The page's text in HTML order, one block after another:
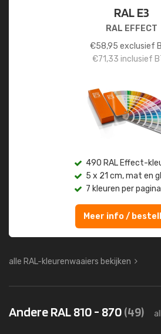
RAL E3
RAL EFFECT
€58,95 exclusief
€71,33 inclusief
490 RAL Effect-
5 x 21 cm, mat en
7 kleuren per pagina
Meer info /
alle RAL-kleurenwaaiers bekijken
Andere RAL 810 - 870(49)